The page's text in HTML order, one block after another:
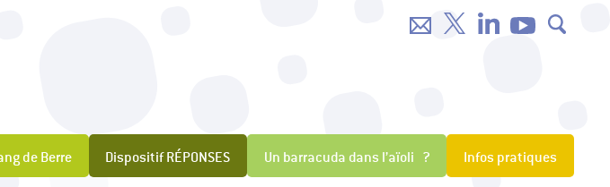
de Berre Dispositif RÉPONSES Un barracuda dans l’aïoli ? Infos pratiques